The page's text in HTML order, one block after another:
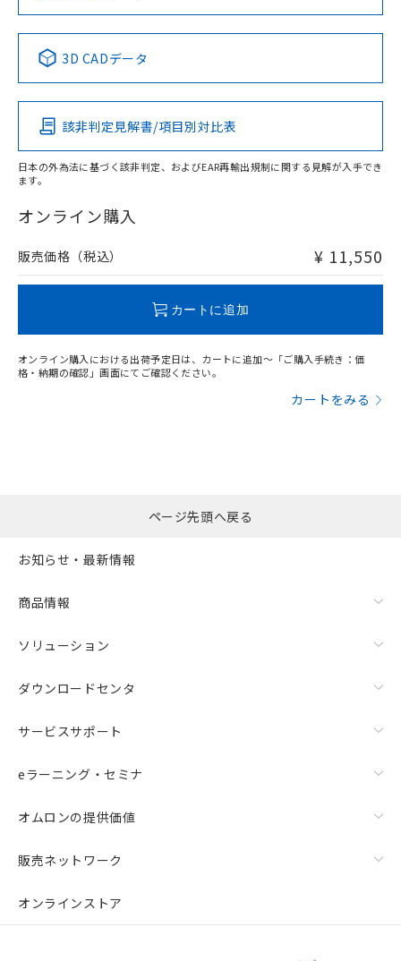
上、n: 27mm以上
検出領域
Pb Hg Cd Cr(VI)
O
在庫等で未対応品が混在する可能性があります。
問い合わせください。
No No No No
この製品の規格認証/適合状況ページへ
その他の認証はこちらのページからご検索ください
3D CADデータ
該非判定見解書/項目別対比表
日本の外為法に基づく該非判定、およびEAR再輸出規制に関する見解が入手でき
ます。
オンライン購入
販売価格（税込） ¥ 11,550
カートに追加
オンライン購入における出荷予定日は、カートに追加～「ご購入手続き：価
格・納期の確認」画面にてご確認ください。
カートをみる
ページ先頭へ戻る
お知らせ・最新情報
商品情報
ソリューション
ダウンロードセンタ
サービスサポート
eラーニング・セミナ
オムロンの提供価値
販売ネットワーク
オンラインストア